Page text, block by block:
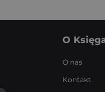
O
O nas
Kontakt